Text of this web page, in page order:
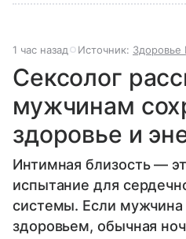
1 час назад Источник: Здоровье
Сексолог
мужчинам
здоровье и
Интимная близость —
испытание для
системы. Если мужчина
здоровьем, обычная